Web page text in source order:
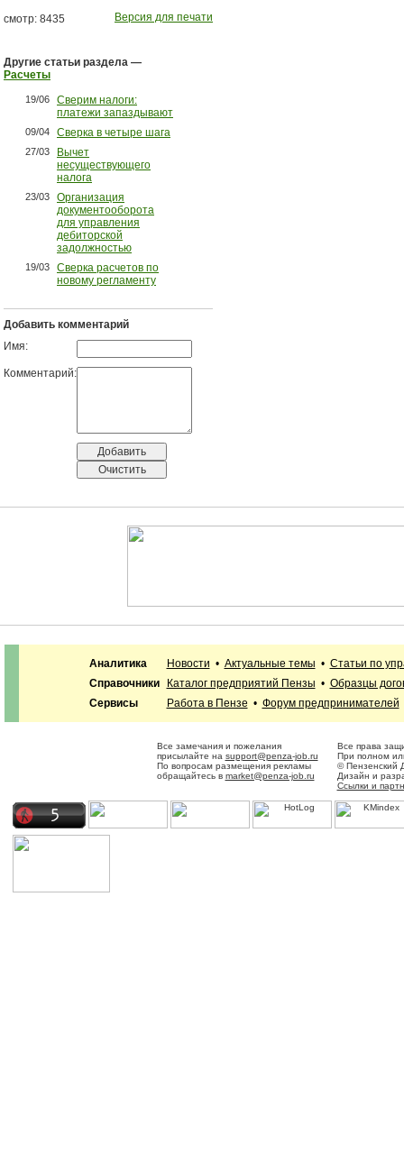
смотр: 8435 Версия для печати
Другие статьи раздела —
Расчеты
19/06
Сверим налоги:
платежи запаздывают
09/04 Сверка в четыре шага
27/03
Вычет
несуществующего
налога
23/03
Организация
документооборота
для управления
дебиторской
задолжностью
19/03
Сверка расчетов по
новому регламенту
Добавить комментарий
Имя:
Комментарий:
Аналитика Новости • Актуальные темы • Статьи по
Справочники
Каталог предприятий Пензы • Образцы
Сервисы
Работа в Пензе • Форум предпринимателей
Все замечания и пожелания
присылайте на support@penza-job.ru
По вопросам размещения рекламы
обращайтесь в market@penza-job.ru
Все права
При полном
© Пензенский
Дизайн и
Ссылки и